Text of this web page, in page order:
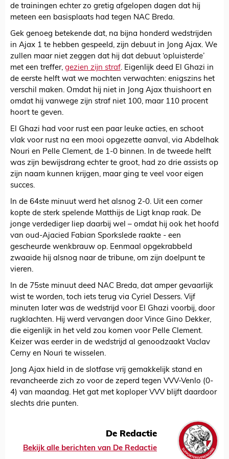
de trainingen echter zo gretig afgelopen dagen dat hij
meteen een basisplaats had tegen NAC Breda.
Gek genoeg betekende dat, na bijna honderd wedstrijden
in Ajax 1 te hebben gespeeld, zijn debuut in Jong Ajax. We
zullen maar niet zeggen dat hij dat debuut ‘opluisterde’
met een treffer, gezien zijn straf. Eigenlijk deed El Ghazi in
de eerste helft wat we mochten verwachten: enigszins het
verschil maken. Omdat hij niet in Jong Ajax thuishoort en
omdat hij vanwege zijn straf niet 100, maar 110 procent
hoort te geven.
El Ghazi had voor rust een paar leuke acties, en schoot
vlak voor rust na een mooi opgezette aanval, via Abdelhak
Nouri en Pelle Clement, de 1-0 binnen. In de tweede helft
was zijn bewijsdrang echter te groot, had zo drie assists op
zijn naam kunnen krijgen, maar ging te veel voor eigen
succes.
In de 64ste minuut werd het alsnog 2-0. Uit een corner
kopte de sterk spelende Matthijs de Ligt knap raak. De
jonge verdediger liep daarbij wel – omdat hij ook het hoofd
van oud-Ajacied Fabian Sporkslede raakte - een
gescheurde wenkbrauw op. Eenmaal opgekrabbeld
zwaaide hij alsnog naar de tribune, om zijn doelpunt te
vieren.
In de 75ste minuut deed NAC Breda, dat amper gevaarlijk
wist te worden, toch iets terug via Cyriel Dessers. Vijf
minuten later was de wedstrijd voor El Ghazi voorbij, door
rugklachten. Hij werd vervangen door Vince Gino Dekker,
die eigenlijk in het veld zou komen voor Pelle Clement.
Keizer was eerder in de wedstrijd al genoodzaakt Vaclav
Cerny en Nouri te wisselen.
Jong Ajax hield in de slotfase vrij gemakkelijk stand en
revancheerde zich zo voor de zeperd tegen VVV-Venlo (0-
4) van maandag. Het gat met koploper VVV blijft daardoor
slechts drie punten.
De Redactie
Bekijk alle berichten van De Redactie